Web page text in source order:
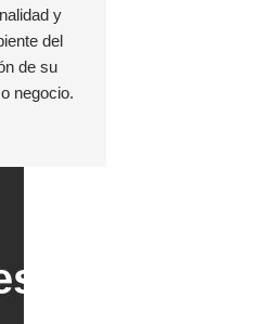
y
del
de su
negocio.